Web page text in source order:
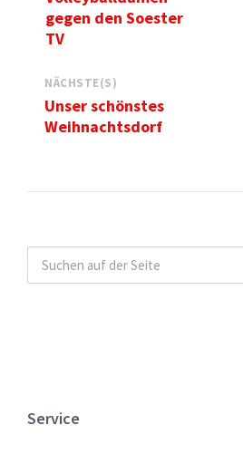
gegen den Soester
TV
NÄCHSTE(S)
Unser schönstes
Weihnachtsdorf
Service